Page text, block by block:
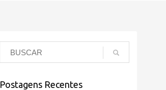
Postagens Recentes